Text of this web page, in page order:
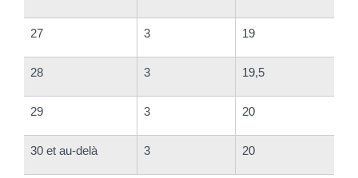
27 3 19
28 3 19,5
29 3 20
30 et au-delà 3 20